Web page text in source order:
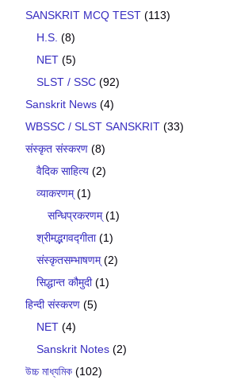
SANSKRIT MCQ TEST (113)
H.S. (8)
NET (5)
SLST / SSC (92)
Sanskrit News (4)
WBSSC / SLST SANSKRIT (33)
संस्कृत संस्करण (8)
वैदिक साहित्य (2)
व्याकरणम्(1)
सन्धिप्रकरणम्(1)
श्रीमद्भगवद्गीता(1)
संस्कृतसम्भाषणम्(2)
सिद्धान्त कौमुदी(1)
हिन्दी संस्करण (5)
NET (4)
Sanskrit Notes (2)
উচ্চ মাধ্যমিক (102)